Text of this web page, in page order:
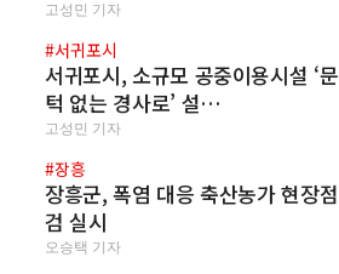
고성민 기자
#서귀포시
서귀포시, 소규모 공중이용시설 ‘문
턱 없는 경사로’ 설…
고성민 기자
#장흥
장흥군, 폭염 대응 축산농가 현장점
검 실시
오승택 기자